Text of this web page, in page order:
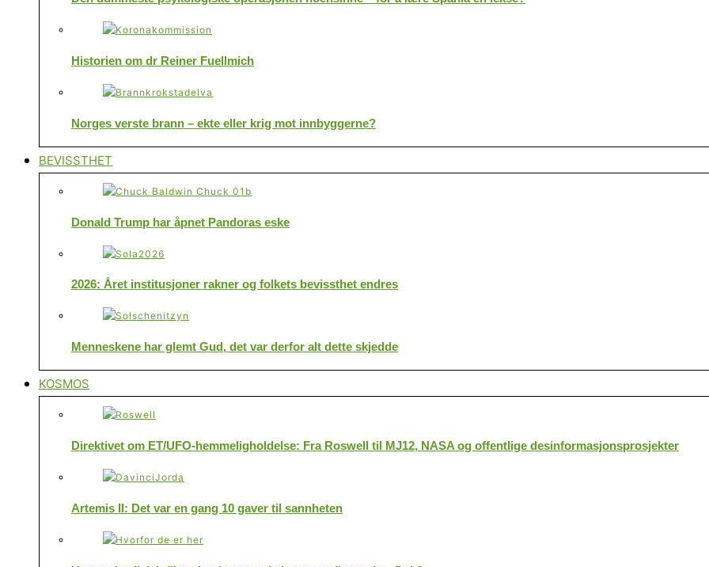
Historien om dr Reiner Fuellmich
Norges verste brann – ekte eller krig mot innbyggerne?
BEVISSTHET
Donald Trump har åpnet Pandoras eske
2026: Året institusjoner rakner og folkets bevissthet endres
Menneskene har glemt Gud, det var derfor alt dette skjedde
KOSMOS
Direktivet om ET/UFO-hemmeligholdelse: Fra Roswell til MJ12, NASA og offentlige desinformasjonsprosjekter
Artemis II: Det var en gang 10 gaver til sannheten